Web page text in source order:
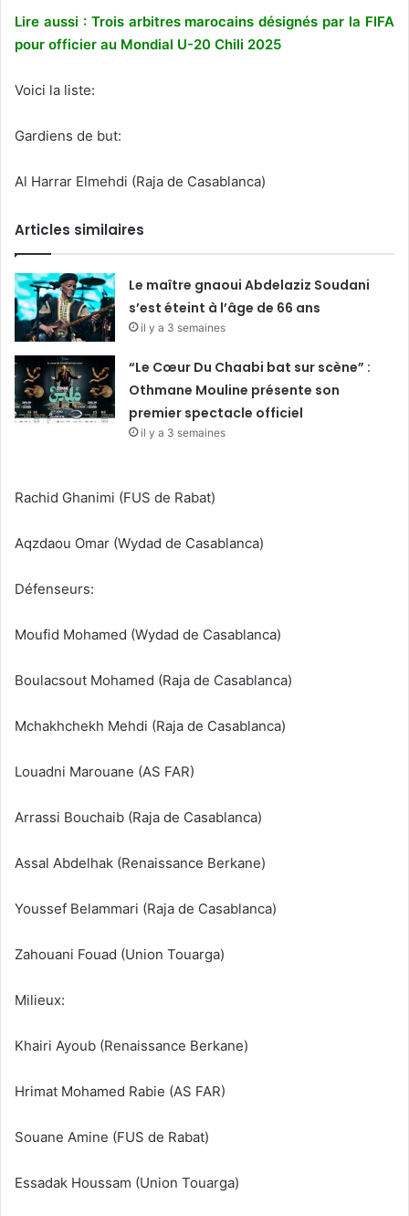
Lire aussi : Trois arbitres marocains désignés par la FIFA
pour officier au Mondial U-20 Chili 2025
Voici la liste:
Gardiens de but:
Al Harrar Elmehdi (Raja de Casablanca)
Articles similaires
Le maître gnaoui Abdelaziz Soudani
s’est éteint à l’âge de 66 ans
il y a 3 semaines
“Le Cœur Du Chaabi bat sur scène” :
Othmane Mouline présente son
premier spectacle officiel
il y a 3 semaines
Rachid Ghanimi (FUS de Rabat)
Aqzdaou Omar (Wydad de Casablanca)
Défenseurs:
Moufid Mohamed (Wydad de Casablanca)
Boulacsout Mohamed (Raja de Casablanca)
Mchakhchekh Mehdi (Raja de Casablanca)
Louadni Marouane (AS FAR)
Arrassi Bouchaib (Raja de Casablanca)
Assal Abdelhak (Renaissance Berkane)
Youssef Belammari (Raja de Casablanca)
Zahouani Fouad (Union Touarga)
Milieux:
Khairi Ayoub (Renaissance Berkane)
Hrimat Mohamed Rabie (AS FAR)
Souane Amine (FUS de Rabat)
Essadak Houssam (Union Touarga)